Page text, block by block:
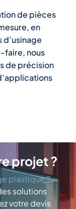
de pièces
en
d’usinage
faire, nous
de précision
projet ?
plastique ?
solutions
votre devis